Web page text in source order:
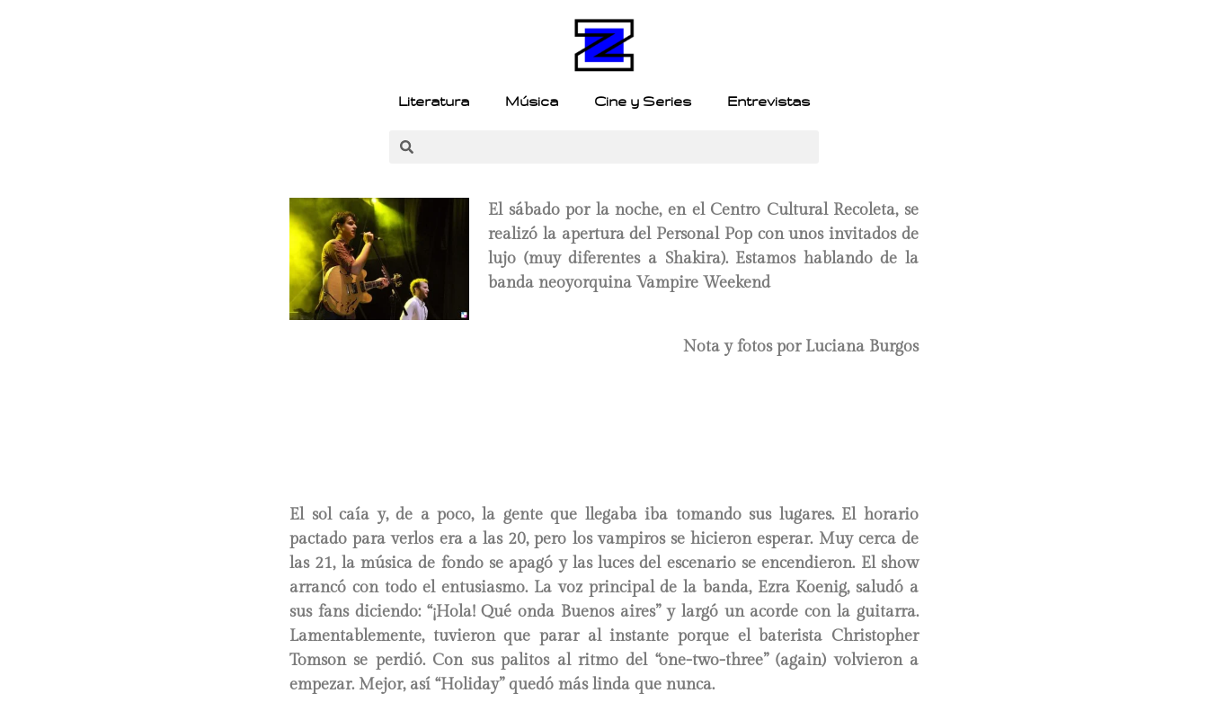
Literatura Música Cine y Series Entrevistas
El sábado por la noche, en el Centro Cultural Recoleta, se
realizó la apertura del Personal Pop con unos invitados de
lujo (muy diferentes a Shakira). Estamos hablando de la
banda neoyorquina Vampire Weekend
Nota y fotos por Luciana Burgos
El sol caía y, de a poco, la gente que llegaba iba tomando sus lugares. El horario
pactado para verlos era a las 20, pero los vampiros se hicieron esperar. Muy cerca de
las 21, la música de fondo se apagó y las luces del escenario se encendieron. El show
arrancó con todo el entusiasmo. La voz principal de la banda, Ezra Koenig, saludó a
sus fans diciendo: “¡Hola! Qué onda Buenos aires” y largó un acorde con la guitarra.
Lamentablemente, tuvieron que parar al instante porque el baterista Christopher
Tomson se perdió. Con sus palitos al ritmo del “one-two-three” (again) volvieron a
empezar. Mejor, así “Holiday” quedó más linda que nunca.